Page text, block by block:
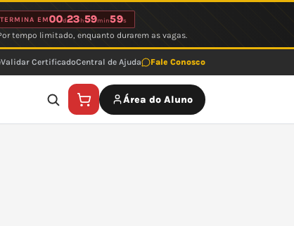
TERMINA EM00d23 h59min59s
tempo limitado, enquanto durarem as vagas.
Validar CertificadoCentral de Ajuda Fale Conosco
Área do Aluno